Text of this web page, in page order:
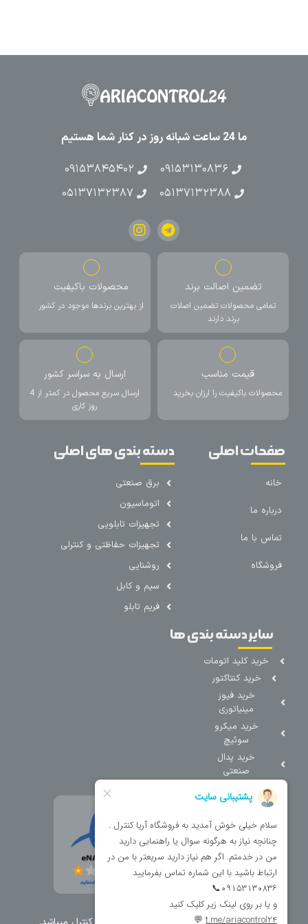
ما 24 ساعت شبانه روز در کنار شما هستیم
۰۹۱۵۳۱۳۰۸۳۶
۰۹۱۵۳۸۴۵۴۰۲
۰۵۱۳۷۱۳۲۳۸۸
۰۵۱۳۷۱۳۲۳۸۷
تضمین اصالت برند
تمامی محصولات تضمین اصلات
برند دارند
محصولات باکیفیت
از بهترین برندها موجود در کشور
قیمت مناسب
محصولات باکیفیت را ارزان بخرید
ارسال به سراسر کشور
ارسال سریع محصول در کمتر از 4
روز کاری
صفحات اصلی
خانه
درباره ما
تماس با ما
فروشگاه
دسته بندی های اصلی
برق صنعتی
اتوماسیون
تجهیزات تابلویی
تجهیزات حفاظتی و کنترلی
روشنایی
سیم و کابل
فریم تابلو
سایر دسته بندی ها
خرید کلید اتومات
خرید کنتاکتور
خرید فیوز
مینیاتوری
خرید میکرو
سوئیچ
خرید پدال
صنعتی